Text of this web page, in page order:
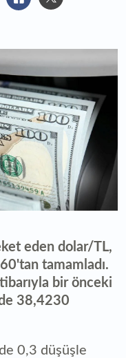
eden dolar/TL,
tamamladı.
bir önceki
38,4230
0,3 düşüşle